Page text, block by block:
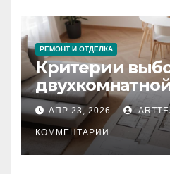
РЕМОНТ И ОТДЕЛКА
Критерии
планировка,
состояние и
АПР 23, 2026
КОММЕНТАРИИ